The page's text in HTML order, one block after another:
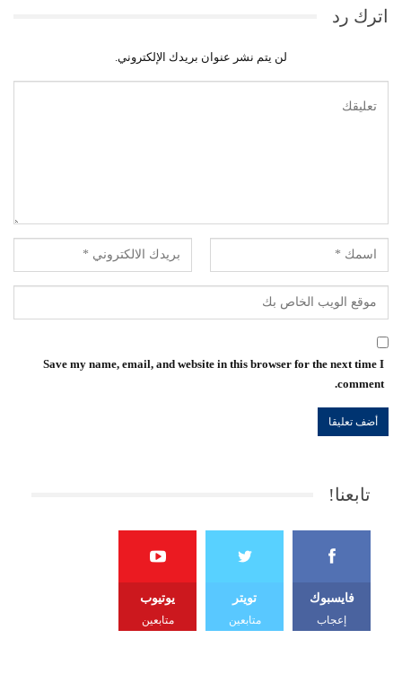
اترك رد
لن يتم نشر عنوان بريدك الإلكتروني.
Save my name, email, and website in this browser for the next time I
comment.
تابعنا!
فايسبوك
إعجاب
تويتر
متابعين
يوتيوب
متابعين